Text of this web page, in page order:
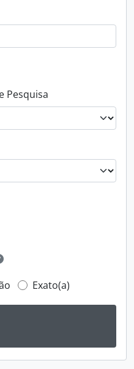
Pesquisa
Exato(a)